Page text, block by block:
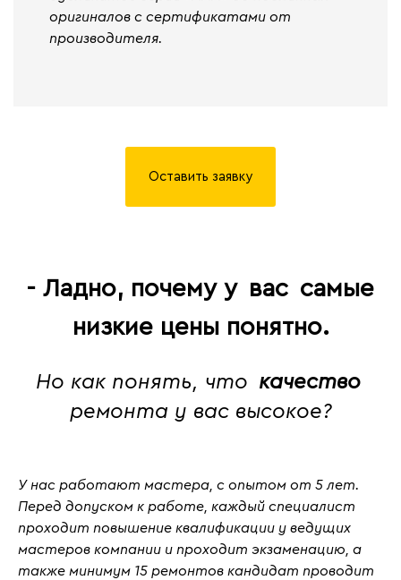
оригиналов с сертификатами от
производителя.
Оставить заявку
- Ладно, почему у вас самые
низкие цены понятно.
Но как понять, что качество
ремонта у вас высокое?
У нас работают мастера, с опытом от 5 лет.
Перед допуском к работе, каждый специалист
проходит повышение квалификации у ведущих
мастеров компании и проходит экзаменацию , а
также минимум 15 ремонтов кандидат проводит